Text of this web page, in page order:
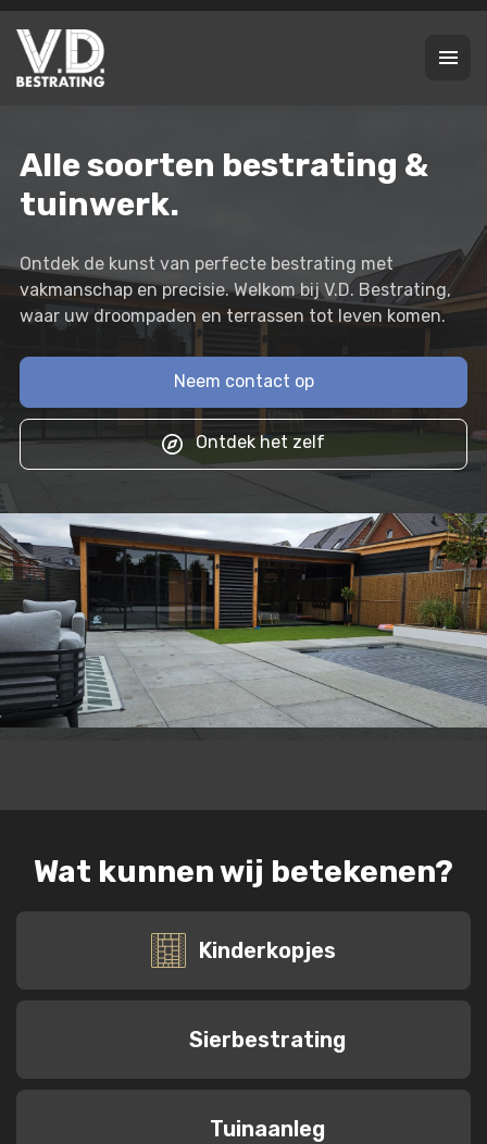
Alle soorten bestrating &
tuinwerk.
Ontdek de kunst van perfecte bestrating met
vakmanschap en precisie. Welkom bij V.D. Bestrating,
waar uw droompaden en terrassen tot leven komen.
Neem contact op
Ontdek het zelf
Wat kunnen wij betekenen?
Kinderkopjes
Sierbestrating
Tuinaanleg